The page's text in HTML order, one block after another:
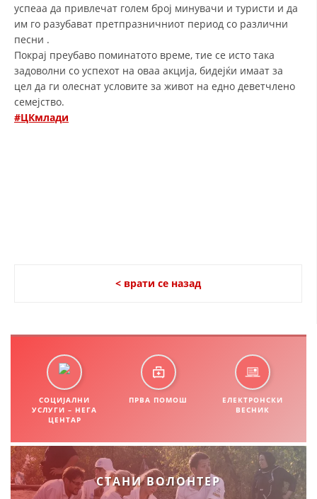
СТАТУТ НА ЦКРМ
ОРГАНИЗАЦИЈА И РАЗВОЈ
ПОДГОТВЕНОСТ И ДЕЈСТВО ПРИ КАТАСТРОФИ
ТИМОВИ НА ООЦК ОХРИД
ПРОЕКТИ – ПОДГОТВЕНОСТ И ДЕЈСТВУВАЊЕ ПРИ КАТАСТРОФИ
ОДНОСИ СО ЈАВНОСТ
ИСТРАЖУВАЊЕ НА ЈАВНО МИСЛЕЊЕ
МЕЃУНАРОДНА СОРАБОТКА
успеаа да привлечат голем број минувачи и туристи и да
им го разубават претпразничниот период со различни
песни .
Покрај преубаво поминатото време, тие се исто така
задоволни со успехот на оваа акција, бидејќи имаат за
цел да ги олеснат условите за живот на едно деветчлено
семејство.
#ЦКмлади
< врати се назад
СОЦИЈАЛНИ
УСЛУГИ – НЕГА
ЦЕНТАР
ПРВА ПОМОШ
ЕЛЕКТРОНСКИ
ВЕСНИК
СТАНИ ВОЛОНТЕР